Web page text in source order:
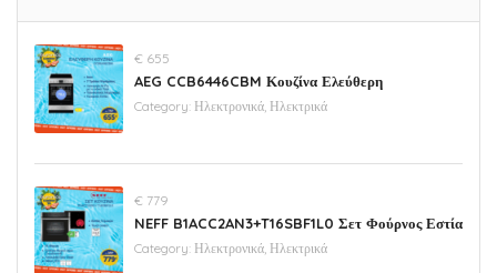
€ 655
AEG CCB6446CBM Κουζίνα Ελεύθερη
Category: Ηλεκτρονικά, Ηλεκτρικά
€ 779
NEFF B1ACC2AN3+T16SBF1L0 Σετ Φούρνος Εστία
Category: Ηλεκτρονικά, Ηλεκτρικά